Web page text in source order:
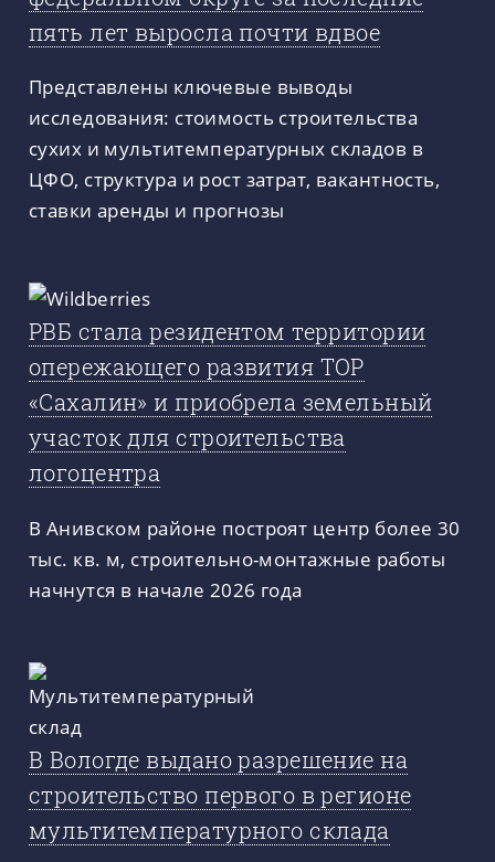
пять лет выросла почти вдвое
Представлены ключевые выводы
исследования: стоимость строительства
сухих и мультитемпературных складов в
ЦФО, структура и рост затрат, вакантность,
ставки аренды и прогнозы
РВБ стала резидентом территории
опережающего развития ТОР
«Сахалин» и приобрела земельный
участок для строительства
логоцентра
В Анивском районе построят центр более 30
тыс. кв. м, строительно-монтажные работы
начнутся в начале 2026 года
В Вологде выдано разрешение на
строительство первого в регионе
мультитемпературного склада